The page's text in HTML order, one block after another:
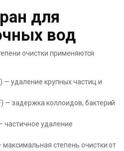
для
вод
очистки применяются
— удаление крупных частиц и
— задержка коллоидов, бактерий
частичное удаление
степень очистки от